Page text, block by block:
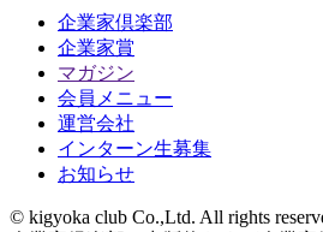
企業家倶楽部
企業家賞
マガジン
会員メニュー
運営会社
インターン生募集
お知らせ
© kigyoka club Co.,Ltd. All rights